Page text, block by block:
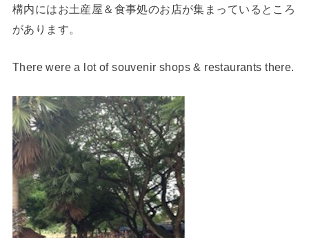
構内にはお土産屋＆食事処のお店が集まっているところ
があります。
There were a lot of souvenir shops & restaurants there.